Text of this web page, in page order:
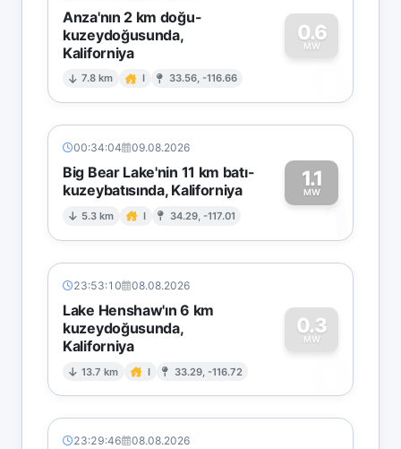
Anza'nın 2 km doğu-
kuzeydoğusunda,
Kaliforniya
7.8 km I 33.56, -116.66
0.6
MW
0
00:34:04 09.08.2026
Big Bear Lake'nin 11 km batı-
kuzeybatısında, Kaliforniya
5.3 km I 34.29, -117.01
1.1
MW1
23:53:10 08.08.2026
Lake Henshaw'ın 6 km
kuzeydoğusunda,
Kaliforniya
13.7 km I 33.29, -116.72
0.3
MW
0
23:29:46 08.08.2026